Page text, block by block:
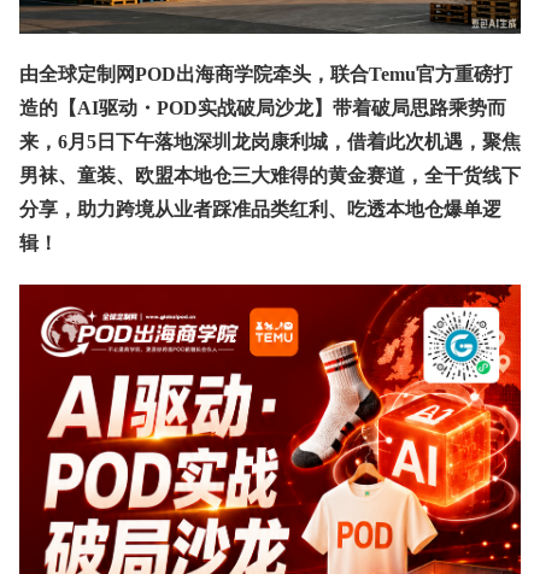
由全球定制网POD出海商学院牵头，联合Temu官方重磅打
造的【AI驱动・POD实战破局沙龙】带着破局思路乘势而
来，6月5日下午落地深圳龙岗康利城，借着此次机遇，聚焦
男袜、童装、欧盟本地仓三大难得的黄金赛道，全干货线下
分享，助力跨境从业者踩准品类红利、吃透本地仓爆单逻
辑！